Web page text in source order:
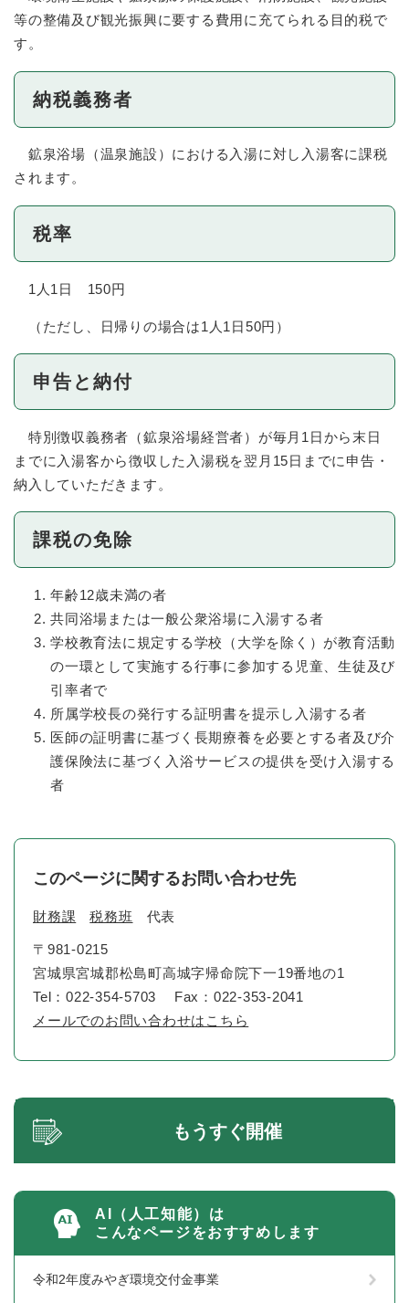
等の整備及び観光振興に要する費用に充てられる目的税で
す。
納税義務者
鉱泉浴場（温泉施設）における入湯に対し入湯客に課税
されます。
税率
1人1日 150円
（ただし、日帰りの場合は1人1日50円）
申告と納付
特別徴収義務者（鉱泉浴場経営者）が毎月1日から末日
までに入湯客から徴収した入湯税を翌月15日までに申告・
納入していただきます。
課税の免除
年齢12歳未満の者
共同浴場または一般公衆浴場に入湯する者
学校教育法に規定する学校（大学を除く）が教育活動
の一環として実施する行事に参加する児童、生徒及び
引率者で
所属学校長の発行する証明書を提示し入湯する者
医師の証明書に基づく長期療養を必要とする者及び介
護保険法に基づく入浴サービスの提供を受け入湯する
者
このページに関するお問い合わせ先
財務課 税務班 代表
〒981-0215
宮城県宮城郡松島町高城字帰命院下一19番地の1
Tel：022-354-5703
Fax：022-353-2041
メールでのお問い合わせはこちら
もうすぐ開催
AI（人工知能）は
こんなページをおすすめします
令和2年度みやぎ環境交付金事業